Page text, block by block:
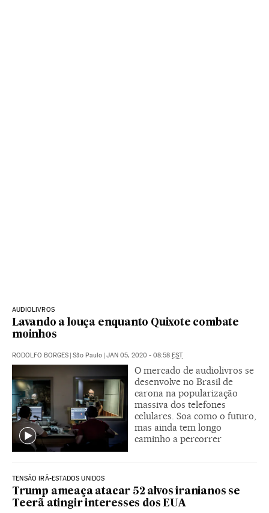
AUDIOLIVROS
Lavando a louça enquanto Quixote combate
moinhos
RODOLFO BORGES | São Paulo | JAN 05, 2020 - 08:58 EST
O mercado de audiolivros se
desenvolve no Brasil de
carona na popularização
massiva dos telefones
celulares. Soa como o futuro,
mas ainda tem longo
caminho a percorrer
TENSÃO IRÃ-ESTADOS UNIDOS
Trump ameaça atacar 52 alvos iranianos se
Teerã atingir interesses dos EUA